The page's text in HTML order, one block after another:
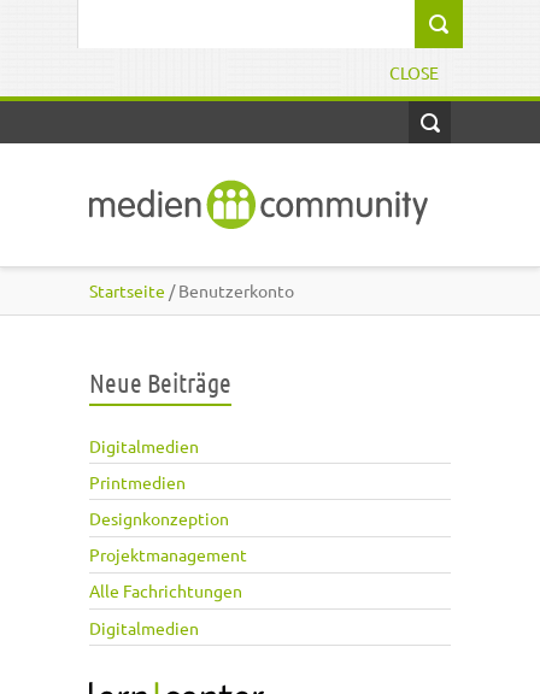
CLOSE
Startseite / Benutzerkonto
Neue Beiträge
Digitalmedien
Printmedien
Designkonzeption
Projektmanagement
Alle Fachrichtungen
Digitalmedien